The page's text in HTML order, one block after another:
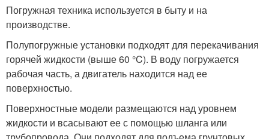
Погружная техника используется в быту и на
производстве.
Полупогружные установки подходят для перекачивания
горячей жидкости (выше 60 °C). В воду погружается
рабочая часть, а двигатель находится над ее
поверхностью.
Поверхностные модели размещаются над уровнем
жидкости и всасывают ее с помощью шланга или